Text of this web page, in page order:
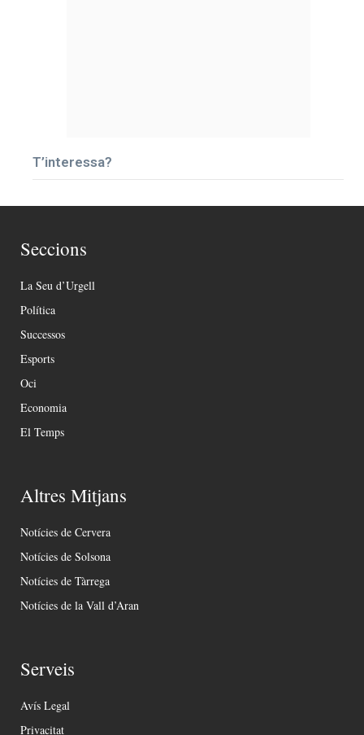
T’interessa?
Seccions
La Seu d’Urgell
Política
Successos
Esports
Oci
Economia
El Temps
Altres Mitjans
Notícies de Cervera
Notícies de Solsona
Notícies de Tàrrega
Notícies de la Vall d’Aran
Serveis
Avís Legal
Privacitat